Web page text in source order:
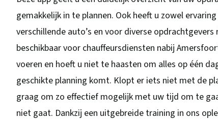
gemakkelijk in te plannen. Ook heeft u zowel
verschillende auto’s en voor diverse
beschikbaar voor chauffeursdiensten nabij
voeren en hoeft u niet te haasten om alles op één
geschikte planning komt. Klopt er iets niet met de
graag om zo effectief mogelijk met uw tijd om te
niet gaat. Dankzij een uitgebreide training in ons